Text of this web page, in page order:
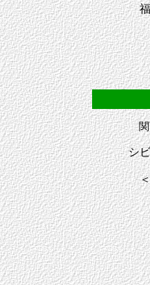
福
福
関
シ
＜
１
影
２
３
４